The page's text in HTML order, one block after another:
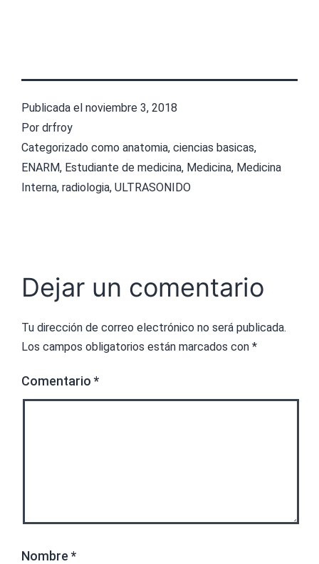
Publicada el noviembre 3, 2018
Por drfroy
Categorizado como anatomia, ciencias basicas,
ENARM, Estudiante de medicina, Medicina, Medicina
Interna, radiologia, ULTRASONIDO
Dejar un comentario
Tu dirección de correo electrónico no será publicada.
Los campos obligatorios están marcados con *
Comentario *
Nombre *